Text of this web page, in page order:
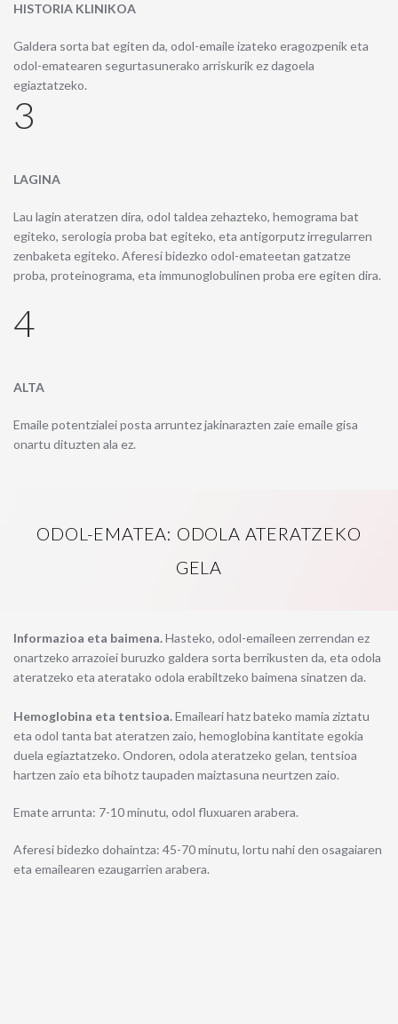
HISTORIA KLINIKOA
Galdera sorta bat egiten da, odol-emaile izateko eragozpenik eta
odol-ematearen segurtasunerako arriskurik ez dagoela
egiaztatzeko.
3
LAGINA
Lau lagin ateratzen dira, odol taldea zehazteko, hemograma bat
egiteko, serologia proba bat egiteko, eta antigorputz irregularren
zenbaketa egiteko. Aferesi bidezko odol-emateetan gatzatze
proba, proteinograma, eta immunoglobulinen proba ere egiten dira.
4
ALTA
Emaile potentzialei posta arruntez jakinarazten zaie emaile gisa
onartu dituzten ala ez.
ODOL-EMATEA: ODOLA ATERATZEKO
GELA
Informazioa eta baimena.Hasteko, odol-emaileen zerrendan ez
onartzeko arrazoiei buruzko galdera sorta berrikusten da, eta odola
ateratzeko eta ateratako odola erabiltzeko baimena sinatzen da.
Hemoglobina eta tentsioa.Emaileari hatz bateko mamia ziztatu
eta odol tanta bat ateratzen zaio, hemoglobina kantitate egokia
duela egiaztatzeko. Ondoren, odola ateratzeko gelan, tentsioa
hartzen zaio eta bihotz taupaden maiztasuna neurtzen zaio.
Emate arrunta: 7-10 minutu, odol fluxuaren arabera.
Aferesi bidezko dohaintza: 45-70 minutu, lortu nahi den osagaiaren
eta emailearen ezaugarrien arabera.